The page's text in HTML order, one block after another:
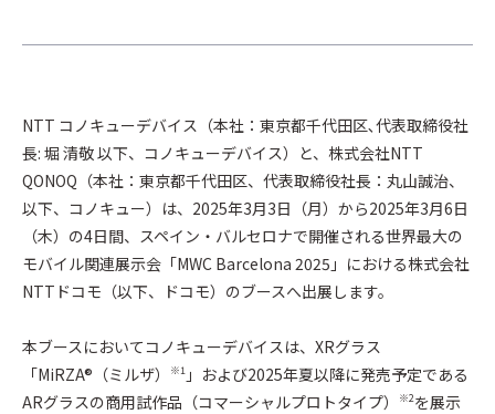
NTT コノキューデバイス（本社：東京都千代⽥区､代表取締役社
長: 堀 清敬 以下、コノキューデバイス）と、株式会社NTT
QONOQ（本社：東京都千代田区、代表取締役社長：丸山誠治、
以下、コノキュー）は、2025年3月3日（月）から2025年3月6日
（木）の4日間、スペイン・バルセロナで開催される世界最大の
モバイル関連展示会「MWC Barcelona 2025」における株式会社
NTTドコモ（以下、ドコモ）のブースへ出展します。
本ブースにおいてコノキューデバイスは、XRグラス
「MiRZA®（ミルザ）
※1 」および2025年夏以降に発売予定である
ARグラスの商用試作品（コマーシャルプロトタイプ）
※2を展示